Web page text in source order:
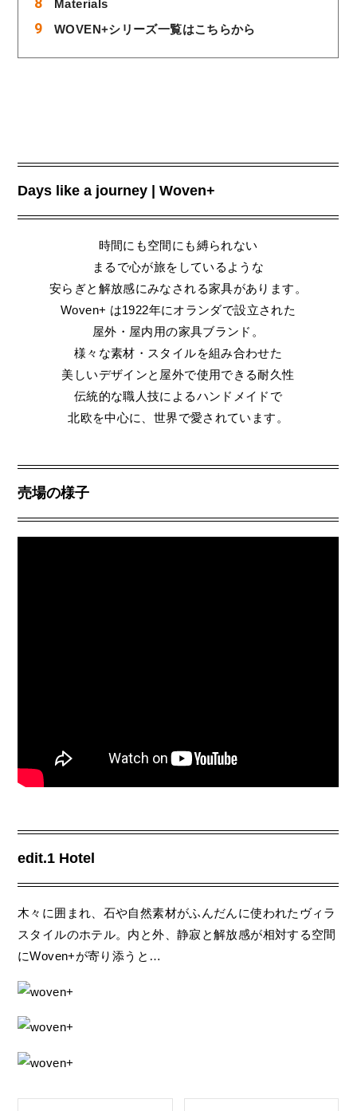
Materials
WOVEN+シリーズ一覧はこちらから
Days like a journey | Woven+
時間にも空間にも縛られない
まるで心が旅をしているような
安らぎと解放感にみなされる家具があります。
Woven+ は1922年にオランダで設立された
屋外・屋内用の家具ブランド。
様々な素材・スタイルを組み合わせた
美しいデザインと屋外で使用できる耐久性
伝統的な職人技によるハンドメイドで
北欧を中心に、世界で愛されています。
売場の様子
edit.1 Hotel
木々に囲まれ、石や自然素材がふんだんに使われたヴィラ
スタイルのホテル。内と外、静寂と解放感が相対する空間
にWoven+が寄り添うと…